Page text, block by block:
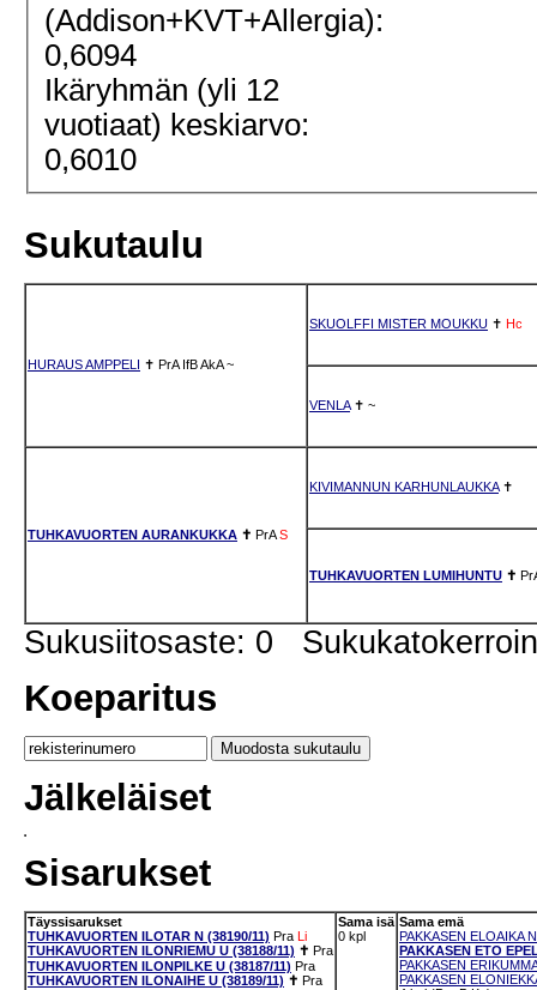
(Addison+KVT+Allergia):
0,6094
Ikäryhmän (yli 12
vuotiaat) keskiarvo:
0,6010
Sukutaulu
HURAUS AMPPELI ✝ PrA IfBAkA ~
SKUOLFFI MISTER MOUKKU ✝ Hc
VENLA✝ ~
TUHKAVUORTEN AURANKUKKA ✝ PrA S
KIVIMANNUN KARHUNLAUKKA✝
TUHKAVUORTEN LUMIHUNTU ✝
Sukusiitosaste: 0
Koeparitus
Jälkeläiset
Sisarukset
Täyssisarukset
TUHKAVUORTEN ILOTAR N (38190/11) Pra Li
TUHKAVUORTEN ILONRIEMU U (38188/11) ✝ Pra
TUHKAVUORTEN ILONPILKE U (38187/11) Pra
TUHKAVUORTEN ILONAIHE U (38189/11) ✝ Pra
Sama isä
0 kpl
Sama emä
PAKKASEN ELOAIKA
PAKKASEN ETO
PAKKASEN
PAKKASEN